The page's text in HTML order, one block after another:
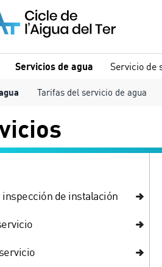
Servicios de agua
Tarifas del servicio de agua
Servicio de
de instalación